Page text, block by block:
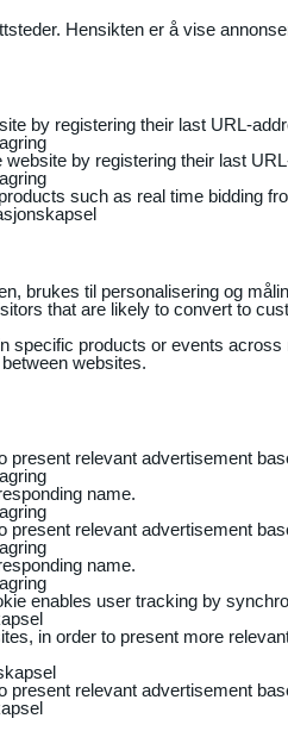
Hensikten er å vise
by registering their last URL-
by registering their last
such as real time bidding
brukes til personalisering og
that are likely to convert to
specific products or events
websites.
relevant advertisement
name.
relevant advertisement
name.
enables user tracking by
in order to present more
relevant advertisement